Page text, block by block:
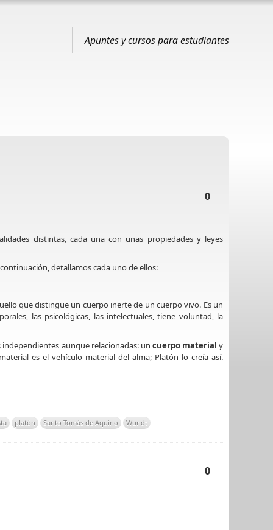
Apuntes y cursos para estudiantes
0
distintas, cada una con unas propiedades y leyes
detallamos cada uno de ellos:
que distingue un cuerpo inerte de un cuerpo vivo. Es un
las psicológicas, las intelectuales, tiene voluntad, la
aunque relacionadas: un cuerpo material y
es el vehículo material del alma; Platón lo creía así.
platón Santo Tomás de Aquino Wundt
0